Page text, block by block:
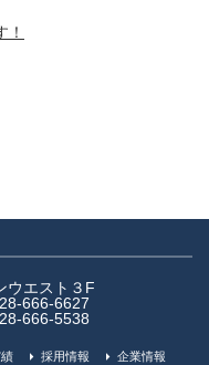
ウエスト３F
666-6627
666-5538
採用情報 企業情報